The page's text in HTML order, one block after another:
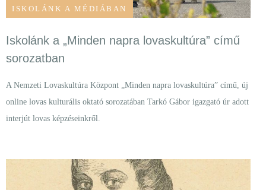
ISKOLÁNK A MÉDIÁBAN
Iskolánk a „Minden napra lovaskultúra” című
sorozatban
A Nemzeti Lovaskultúra Központ „Minden napra lovaskultúra” című, új
online lovas kulturális oktató sorozatában Tarkó Gábor igazgató úr adott
interjút lovas képzéseinkről.